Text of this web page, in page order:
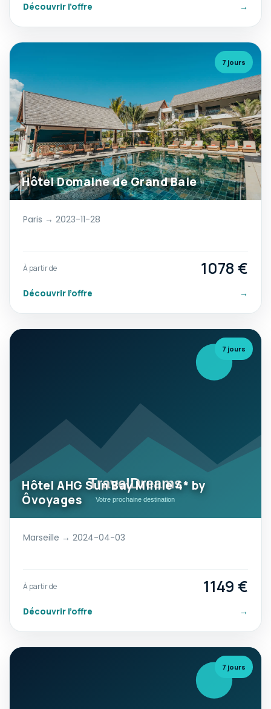
Découvrir l’offre →
7 jours
Hôtel Domaine de Grand Baie
Paris → 2023-11-28
À partir de 1078 €
Découvrir l’offre →
7 jours
Hôtel AHG Sun Bay Mlilile 4* by
Ôvoyages
Marseille → 2024-04-03
À partir de 1149 €
Découvrir l’offre →
7 jours